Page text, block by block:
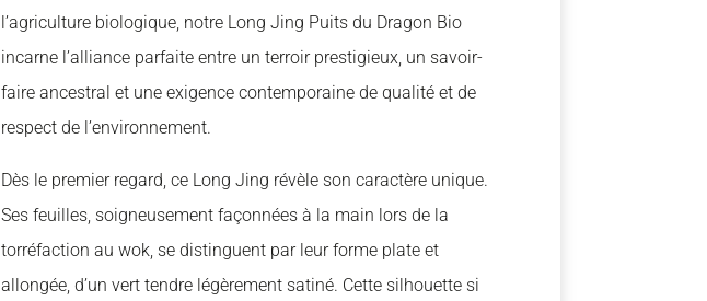
l’agriculture biologique, notre Long Jing Puits du Dragon Bio
incarne l’alliance parfaite entre un terroir prestigieux, un savoir-
faire ancestral et une exigence contemporaine de qualité et de
respect de l’environnement.
Dès le premier regard, ce Long Jing révèle son caractère unique.
Ses feuilles, soigneusement façonnées à la main lors de la
torréfaction au wok, se distinguent par leur forme plate et
allongée, d’un vert tendre légèrement satiné. Cette silhouette si